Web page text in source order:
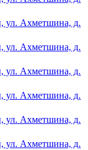
ул. Ахметшина, д.
ул. Ахметшина, д.
ул. Ахметшина, д.
ул. Ахметшина, д.
ул. Ахметшина, д.
ул. Ахметшина, д.